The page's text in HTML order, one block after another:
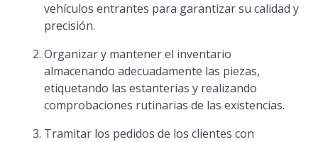
vehículos entrantes para garantizar su calidad y
precisión.
Organizar y mantener el inventario
almacenando adecuadamente las piezas,
etiquetando las estanterías y realizando
comprobaciones rutinarias de las existencias.
Tramitar los pedidos de los clientes con